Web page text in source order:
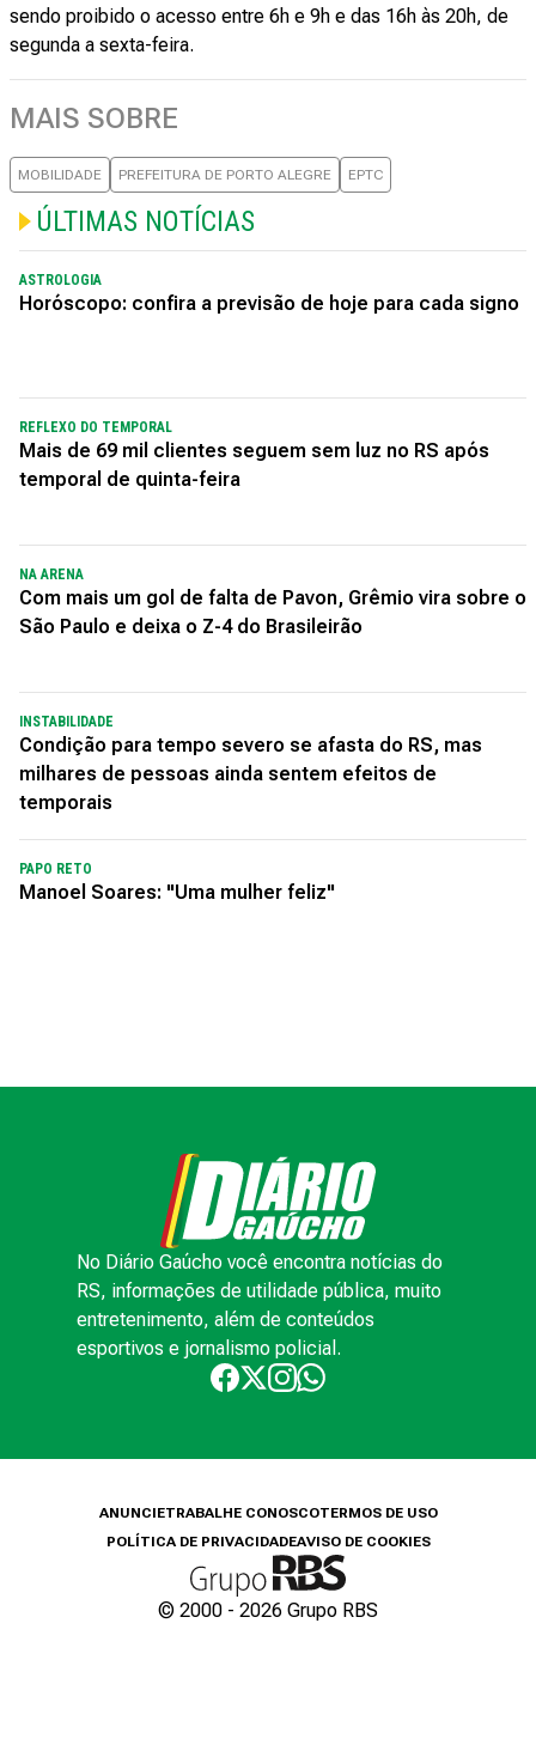
sendo proibido o acesso entre 6h e 9h e das 16h às 20h, de
segunda a sexta-feira.
MAIS SOBRE
MOBILIDADE PREFEITURA DE PORTO ALEGRE EPTC
ÚLTIMAS NOTÍCIAS
ASTROLOGIA
Horóscopo: confira a previsão de hoje para cada signo
REFLEXO DO TEMPORAL
Mais de 69 mil clientes seguem sem luz no RS após
temporal de quinta-feira
NA ARENA
Com mais um gol de falta de Pavon, Grêmio vira sobre o
São Paulo e deixa o Z-4 do Brasileirão
INSTABILIDADE
Condição para tempo severo se afasta do RS, mas
milhares de pessoas ainda sentem efeitos de
temporais
PAPO RETO
Manoel Soares: "Uma mulher feliz"
No Diário Gaúcho você encontra notícias do
RS, informações de utilidade pública, muito
entretenimento, além de conteúdos
esportivos e jornalismo policial.
ANUNCIETRABALHE CONOSCOTERMOS DE USO
POLÍTICA DE PRIVACIDADEAVISO DE COOKIES
© 2000 - 2026 Grupo RBS